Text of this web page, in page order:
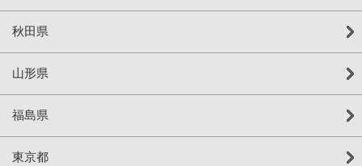
秋田県
山形県
福島県
東京都